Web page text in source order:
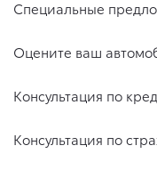
Специальные
Оцените ваш
Консультация по
Консультация по